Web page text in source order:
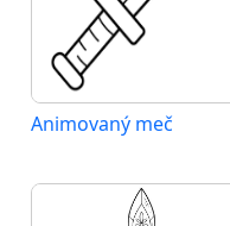
Animovaný meč